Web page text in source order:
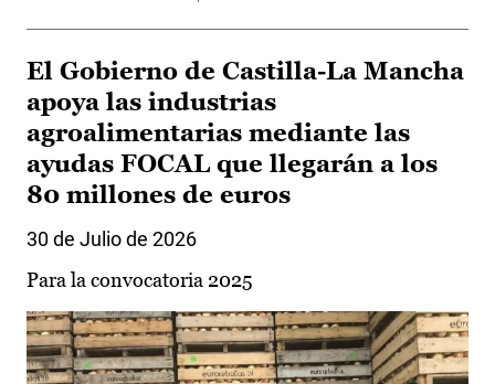
El Gobierno de Castilla-La Mancha
apoya las industrias
agroalimentarias mediante las
ayudas FOCAL que llegarán a los
80 millones de euros
30 de Julio de 2026
Para la convocatoria 2025